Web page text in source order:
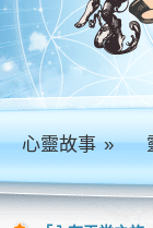
心靈故事»